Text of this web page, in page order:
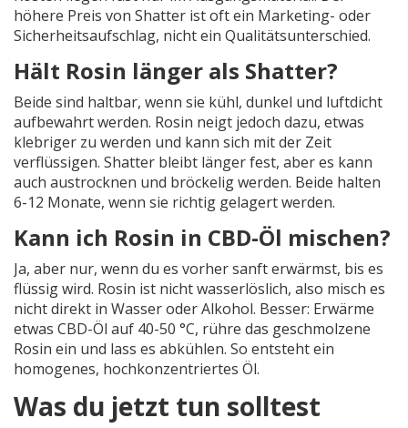
höhere Preis von Shatter ist oft ein Marketing- oder
Sicherheitsaufschlag, nicht ein Qualitätsunterschied.
Hält Rosin länger als Shatter?
Beide sind haltbar, wenn sie kühl, dunkel und luftdicht
aufbewahrt werden. Rosin neigt jedoch dazu, etwas
klebriger zu werden und kann sich mit der Zeit
verflüssigen. Shatter bleibt länger fest, aber es kann
auch austrocknen und bröckelig werden. Beide halten
6-12 Monate, wenn sie richtig gelagert werden.
Kann ich Rosin in CBD-Öl mischen?
Ja, aber nur, wenn du es vorher sanft erwärmst, bis es
flüssig wird. Rosin ist nicht wasserlöslich, also misch es
nicht direkt in Wasser oder Alkohol. Besser: Erwärme
etwas CBD-Öl auf 40-50 °C, rühre das geschmolzene
Rosin ein und lass es abkühlen. So entsteht ein
homogenes, hochkonzentriertes Öl.
Was du jetzt tun solltest